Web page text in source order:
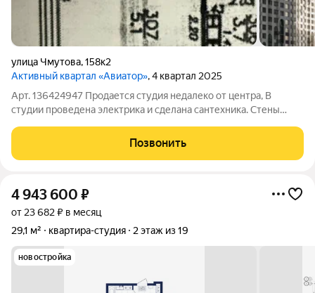
улица Чмутова,158к2
Активный квартал «Авиатор», 4 квартал 2025
Арт. 136424947 Продается студия недалеко от центра, В
студии проведена электрика и сделана сантехника. Стены
же есть продуктовый магазин .Остановка в пешей
доступности.
Позвонить
4 943 600 ₽
от 23 682 ₽ в месяц
29,1 м²
квартира-студия 2 этаж из 19
новостройка